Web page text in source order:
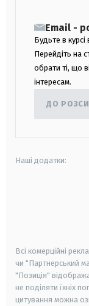
Email -
Будьте в курсі
Перейдіть на
обрати ті, що
інтересам.
ДО
Наші додатки:
Всі комерційні
чи "Партнерський
"Позиція"
не поділяти їхніх
цитування можна